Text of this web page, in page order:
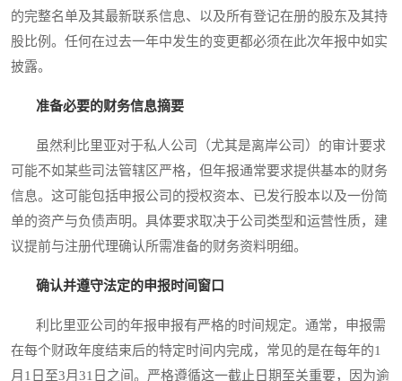
的完整名单及其最新联系信息、以及所有登记在册的股东及其持
股比例。任何在过去一年中发生的变更都必须在此次年报中如实
披露。
准备必要的财务信息摘要
虽然利比里亚对于私人公司（尤其是离岸公司）的审计要求
可能不如某些司法管辖区严格，但年报通常要求提供基本的财务
信息。这可能包括申报公司的授权资本、已发行股本以及一份简
单的资产与负债声明。具体要求取决于公司类型和运营性质，建
议提前与注册代理确认所需准备的财务资料明细。
确认并遵守法定的申报时间窗口
利比里亚公司的年报申报有严格的时间规定。通常，申报需
在每个财政年度结束后的特定时间内完成，常见的是在每年的1
月1日至3月31日之间。严格遵循这一截止日期至关重要，因为逾